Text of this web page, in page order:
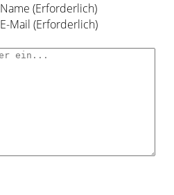
Name (Erforderlich)
E-Mail (Erforderlich)